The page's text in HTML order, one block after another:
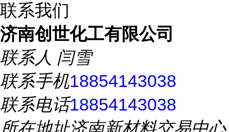
联系我们
济南创世化工有限公司
联系人 闫雪
联系手机18854143038
联系电话18854143038
所在地址济南新材料交易中心